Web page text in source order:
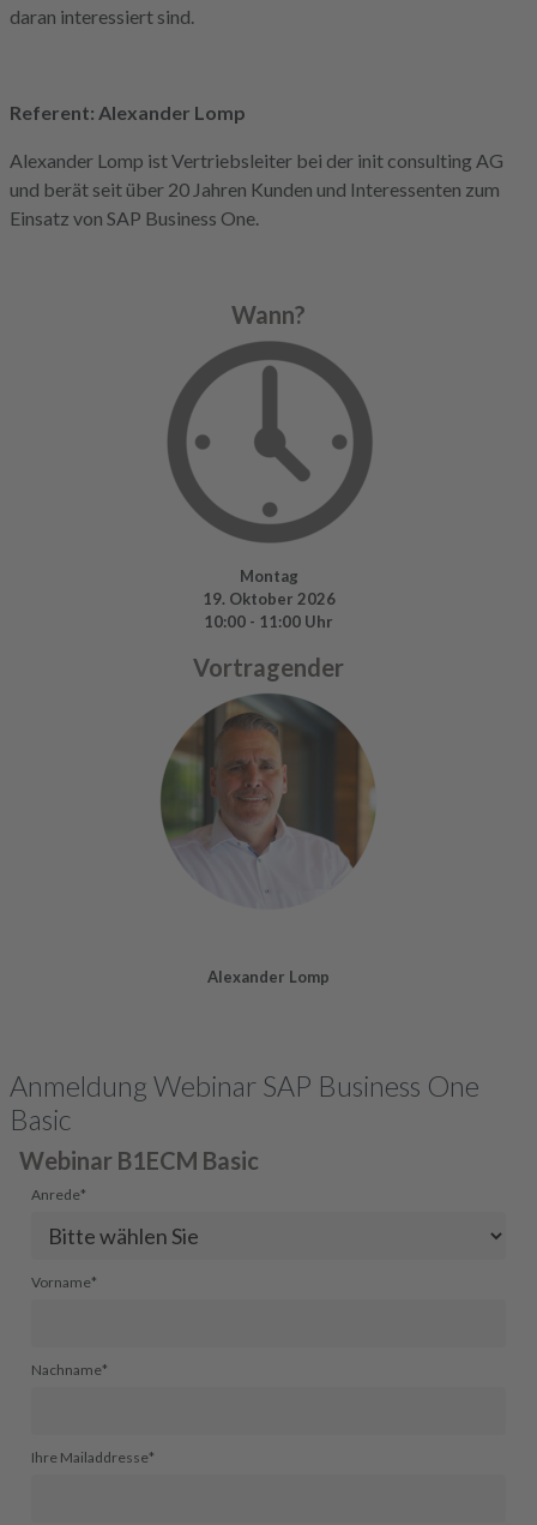
daran interessiert sind.
Referent: Alexander Lomp
Alexander Lomp ist Vertriebsleiter bei der init consulting AG
und berät seit über 20 Jahren Kunden und Interessenten zum
Einsatz von SAP Business One.
Wann?
Montag
19. Oktober 2026
10:00 - 11:00 Uhr
Vortragender
Alexander Lomp
Anmeldung Webinar SAP Business One
Basic
Webinar B1ECM Basic
Anrede*
Vorname*
Nachname*
Ihre Mailaddresse*